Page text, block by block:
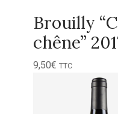
Brouilly
chêne”
9,50€ TTC